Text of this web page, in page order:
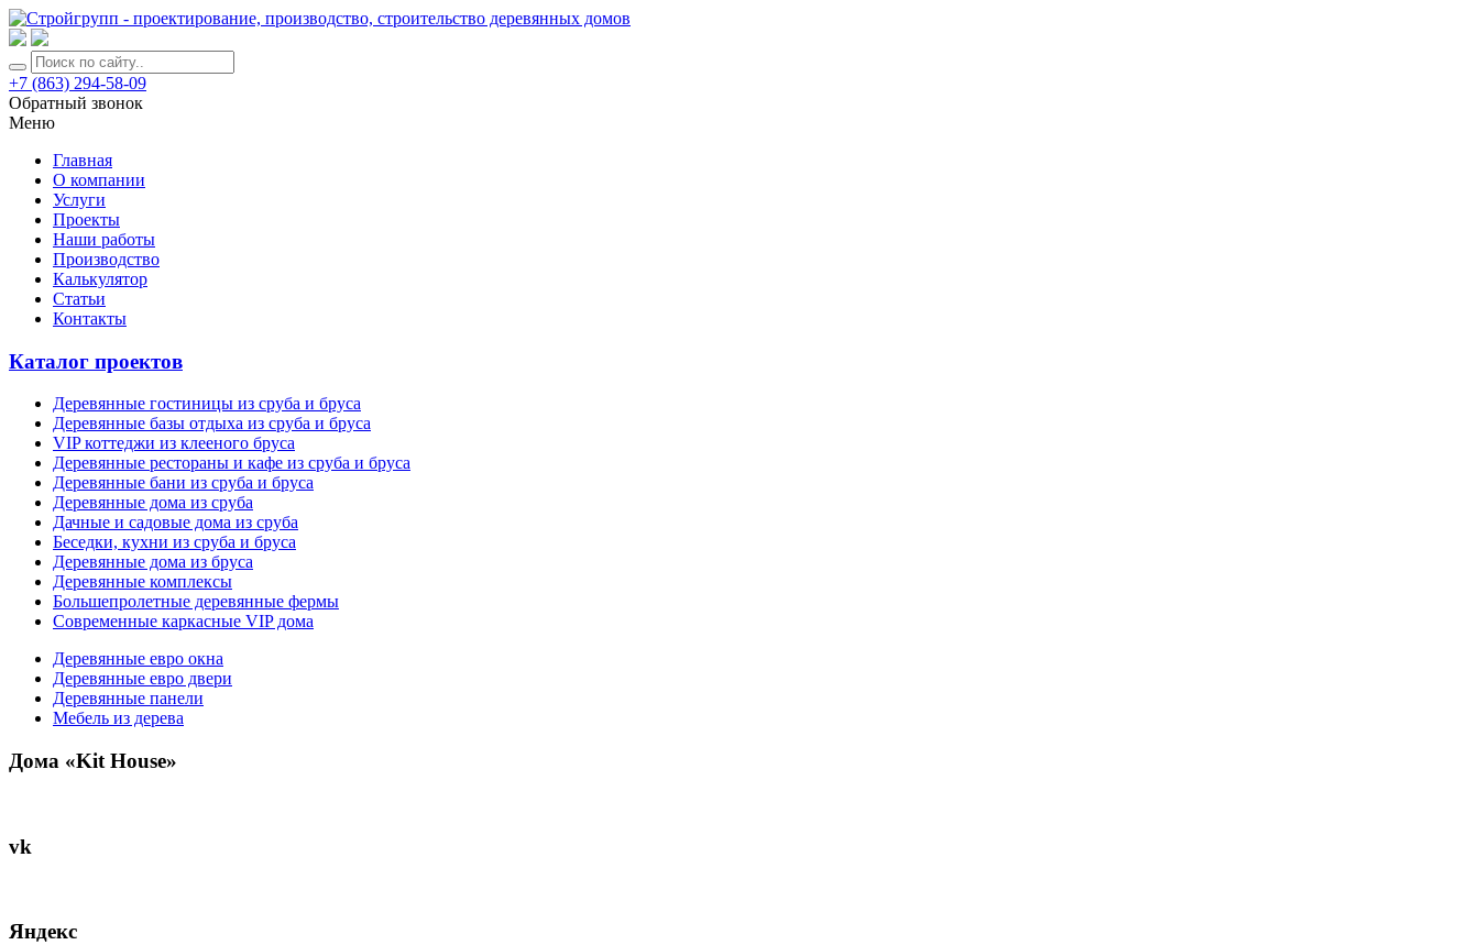
+7 (863) 294-58-09
Обратный звонок
Меню
Главная
О компании
Услуги
Проекты
Наши работы
Производство
Калькулятор
Статьи
Контакты
Каталог проектов
Деревянные гостиницы из сруба и бруса
Деревянные базы отдыха из сруба и бруса
VIP коттеджи из клееного бруса
Деревянные рестораны и кафе из сруба и бруса
Деревянные бани из сруба и бруса
Деревянные дома из сруба
Дачные и садовые дома из сруба
Беседки, кухни из сруба и бруса
Деревянные дома из бруса
Деревянные комплексы
Большепролетные деревянные фермы
Современные каркасные VIP дома
Деревянные евро окна
Деревянные евро двери
Деревянные панели
Мебель из дерева
Дома «Kit House»
vk
Яндекс